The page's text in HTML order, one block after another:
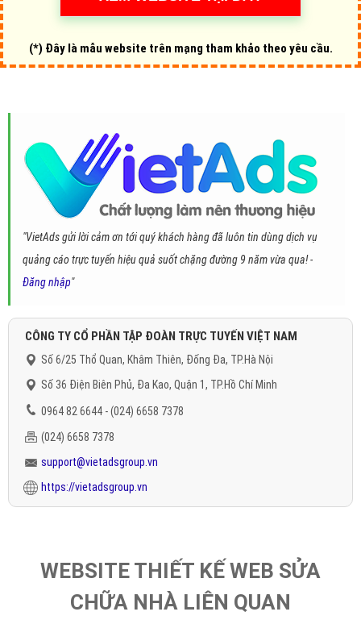
(*) Đây là mẫu website trên mạng tham khảo theo yêu cầu.
"VietAds gửi lời cảm ơn tới quý khách hàng đã luôn tin dùng dịch vụ
quảng cáo trực tuyến hiệu quả suốt chặng đường 9 năm vừa qua! -
Đăng nhập"
CÔNG TY CỔ PHẦN TẬP ĐOÀN TRỰC TUYẾN VIỆT NAM
Số 6/25 Thổ Quan, Khâm Thiên, Đống Đa, TP.Hà Nội
Số 36 Điện Biên Phủ, Đa Kao, Quận 1, TP.Hồ Chí Minh
0964 82 6644 - (024) 6658 7378
(024) 6658 7378
support@vietadsgroup.vn
https://vietadsgroup.vn
WEBSITE THIẾT KẾ WEB SỬA
CHỮA NHÀ LIÊN QUAN